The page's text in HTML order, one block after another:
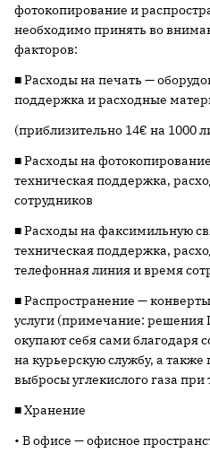
фотокопирование и
необходимо принять во
факторов:
■ Расходы на печать —
поддержка и расходные
(приблизительно 14€ на 1000
■ Расходы на
техническая поддержка,
сотрудников
■ Расходы на факсимильную
техническая поддержка,
телефонная линия и время
■ Распространение —
услуги (примечание: решения
окупают себя сами благодаря
на курьерскую службу, а также
выбросы углекислого газа
■ Хранение
• В офисе — офисное